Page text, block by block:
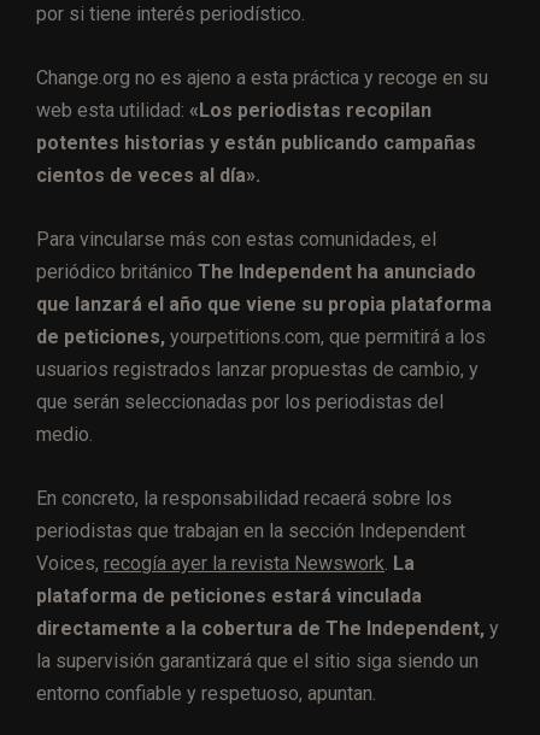
por si tiene interés periodístico.
Change.org no es ajeno a esta práctica y recoge en su
web esta utilidad: «Los periodistas recopilan
potentes historias y están publicando campañas
cientos de veces al día».
Para vincularse más con estas comunidades, el
periódico británico The Independent ha anunciado
que lanzará el año que viene su propia plataforma
de peticiones, yourpetitions.com, que permitirá a los
usuarios registrados lanzar propuestas de cambio, y
que serán seleccionadas por los periodistas del
medio.
En concreto, la responsabilidad recaerá sobre los
periodistas que trabajan en la sección Independent
Voices, recogía ayer la revista Newswork La
plataforma de peticiones estará vinculada
directamente a la cobertura de The Independent, y
la supervisión garantizará que el sitio siga siendo un
entorno confiable y respetuoso, apuntan.